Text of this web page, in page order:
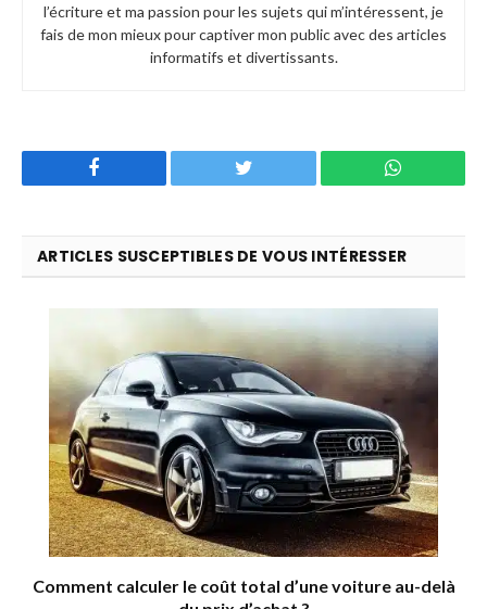
l’écriture et ma passion pour les sujets qui m’intéressent, je
fais de mon mieux pour captiver mon public avec des articles
informatifs et divertissants.
Twitter WhatsApp
ARTICLES SUSCEPTIBLES DE VOUS INTÉRESSER
Comment calculer le coût total d’une voiture au-delà